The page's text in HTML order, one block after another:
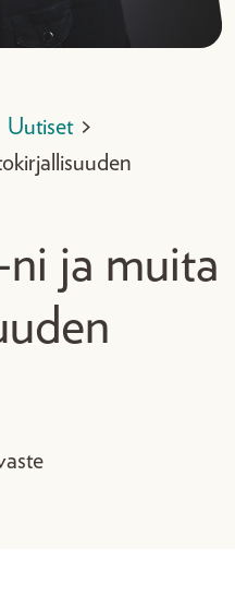
Uutiset >
ja muita